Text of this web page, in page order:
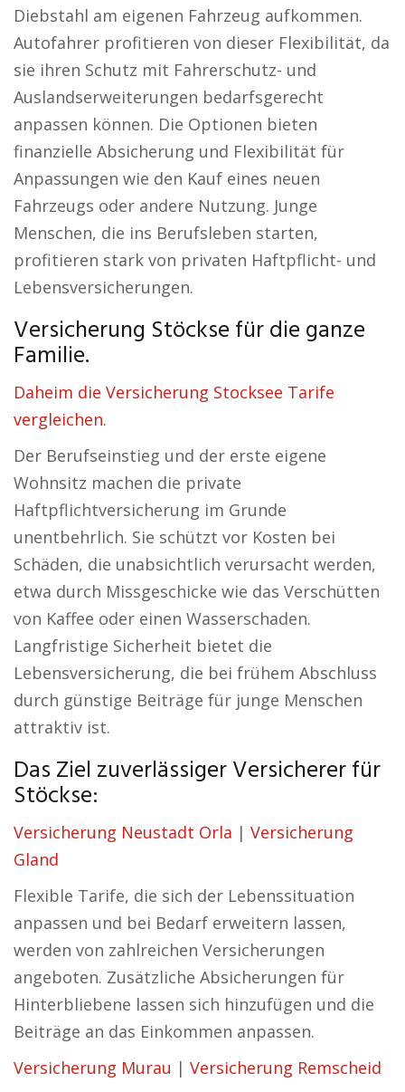
Diebstahl am eigenen Fahrzeug aufkommen.
Autofahrer profitieren von dieser Flexibilität, da
sie ihren Schutz mit Fahrerschutz- und
Auslandserweiterungen bedarfsgerecht
anpassen können. Die Optionen bieten
finanzielle Absicherung und Flexibilität für
Anpassungen wie den Kauf eines neuen
Fahrzeugs oder andere Nutzung. Junge
Menschen, die ins Berufsleben starten,
profitieren stark von privaten Haftpflicht- und
Lebensversicherungen.
Versicherung Stöckse für die ganze
Familie.
Daheim die Versicherung Stocksee Tarife
vergleichen.
Der Berufseinstieg und der erste eigene
Wohnsitz machen die private
Haftpflichtversicherung im Grunde
unentbehrlich. Sie schützt vor Kosten bei
Schäden, die unabsichtlich verursacht werden,
etwa durch Missgeschicke wie das Verschütten
von Kaffee oder einen Wasserschaden.
Langfristige Sicherheit bietet die
Lebensversicherung, die bei frühem Abschluss
durch günstige Beiträge für junge Menschen
attraktiv ist.
Das Ziel zuverlässiger Versicherer für
Stöckse:
Versicherung Neustadt Orla | Versicherung
Gland
Flexible Tarife, die sich der Lebenssituation
anpassen und bei Bedarf erweitern lassen,
werden von zahlreichen Versicherungen
angeboten. Zusätzliche Absicherungen für
Hinterbliebene lassen sich hinzufügen und die
Beiträge an das Einkommen anpassen.
Versicherung Murau | Versicherung Remscheid